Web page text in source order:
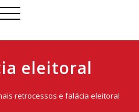
Alternar
eleitoral
retrocessos e falácia eleitoral